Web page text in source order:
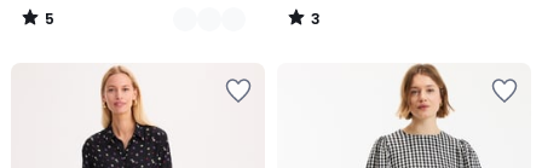
5
/
3
/